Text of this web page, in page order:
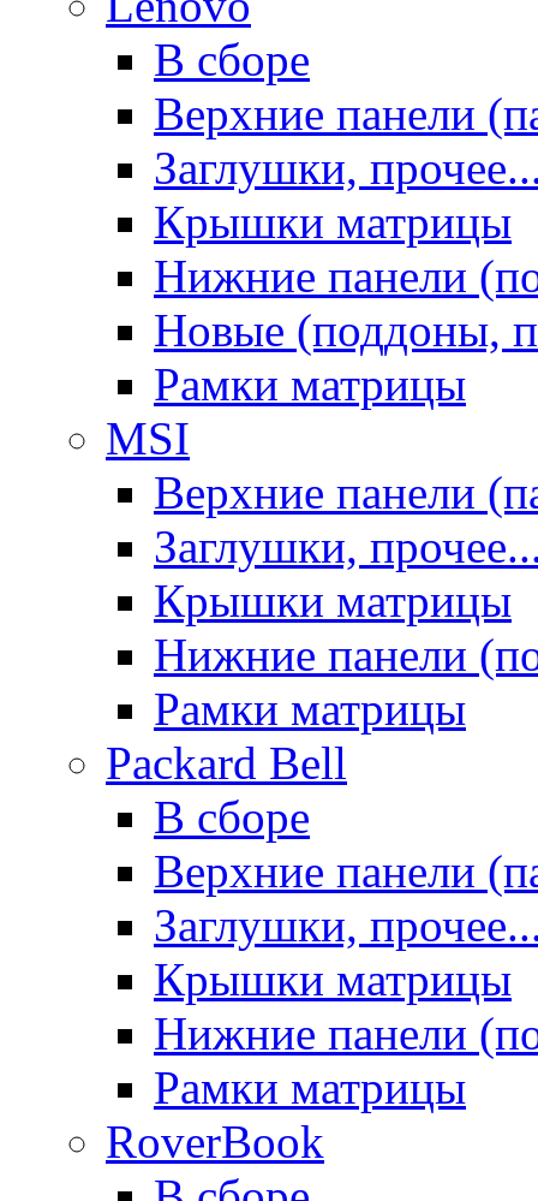
В сборе
Верхние панели
Заглушки,
Крышки матрицы
Нижние панели
Новые (поддоны,
Рамки матрицы
MSI
Верхние панели
Заглушки,
Крышки матрицы
Нижние панели
Рамки матрицы
Packard Bell
В сборе
Верхние панели
Заглушки,
Крышки матрицы
Нижние панели
Рамки матрицы
RoverBook